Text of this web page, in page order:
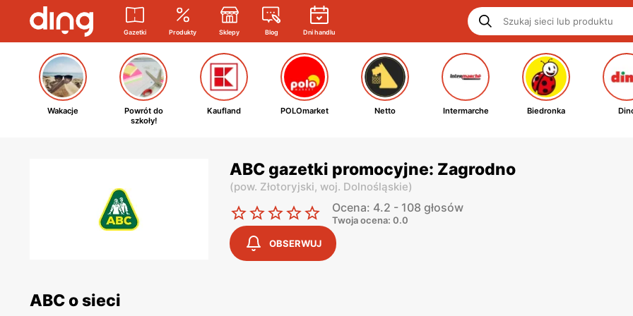
Gazetki Produkty Sklepy Blog Dni handlu
Wakacje
Powrót do
szkoły!
Kaufland POLOmarket Netto Intermarche Biedronka
ABC gazetki promocyjne: Zagrodno
(pow. Złotoryjski, woj. Dolnośląskie)
Ocena: 4.2 - 108 głosów
Twoja ocena: 0.0
OBSERWUJ
ABC o sieci